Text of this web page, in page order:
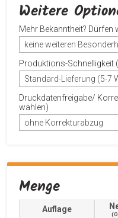
Weitere
Mehr Bekanntheit?
keine weiteren
Produktions-Schnelligkeit
Standard-Lieferung (5-7
Druckdatenfreigabe/
wählen)
ohne Korrekturabzug
Menge
Auflage